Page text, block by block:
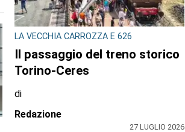
LA VECCHIA CARROZZA E 626
Il passaggio del treno storico
Torino-Ceres
di
Redazione
27 LUGLIO 2026